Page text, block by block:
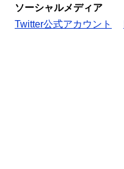
ソーシャルメディア
Twitter公式アカウント